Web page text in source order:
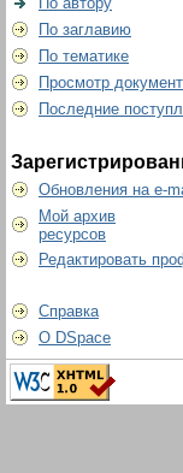
По заглавию
По тематике
Просмотр
Последние
Обновления на e-
Мой архив
ресурсов
Редактировать
Справка
О DSpace